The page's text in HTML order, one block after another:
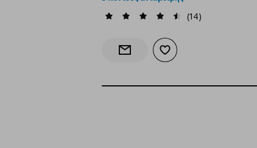
(14)
Ενημέρωση διαθεσιμότητας
Προσθήκη στα αγαπημένα